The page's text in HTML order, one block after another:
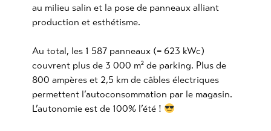
au milieu salin et la pose de panneaux alliant
production et esthétisme.
Au total, les 1 587 panneaux (= 623 kWc)
couvrent plus de 3 000 m² de parking. Plus de
800 ampères et 2,5 km de câbles électriques
permettent l’autoconsommation par le magasin.
L’autonomie est de 100% l’été !